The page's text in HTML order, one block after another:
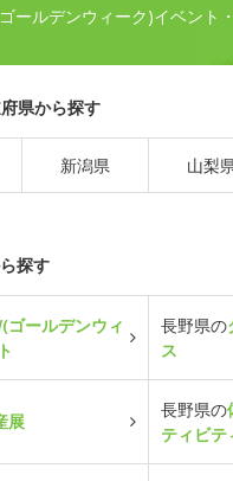
ールデンウィーク)イベント
県から探す
新潟県 山梨
探す
ゴールデンウィ
長野県の
ス
展
長野県の
ティビテ